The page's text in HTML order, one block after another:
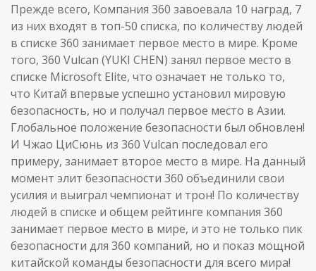
Прежде всего, Компания 360 завоевала 10 наград, 7
из них входят в топ-50 списка, по количеству людей
в списке 360 занимает первое место в мире. Кроме
того, 360 Vulcan (YUKI CHEN) занял первое место в
списке Microsoft Elite, что означает не только то,
что Китай впервые успешно установил мировую
безопасность, но и получал первое место в Азии.
Глобальное положение безопасности был обновлен!
И Чжао ЦиСюнь из 360 Vulcan последовал его
примеру, занимает второе место в мире. На данный
момент элит безопасности 360 объединили свои
усилия и выиграл чемпионат и трон! По количеству
людей в списке и общем рейтинге компания 360
занимает первое место в мире, и это не только пик
безопасности для 360 компаний, но и показ мощной
китайской команды безопасности для всего мира!